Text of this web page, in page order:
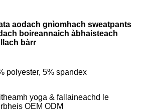
aodach gnìomhach sweatpants
boireannaich àbhaisteach
bàrr
polyester, 5% spandex
yoga & fallaineachd le
OEM ODM